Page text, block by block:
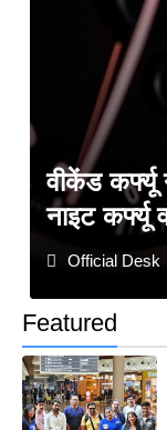
Featured
वीकेंड कर्फ्यू
नाइट कर्फ्यू
Official Desk